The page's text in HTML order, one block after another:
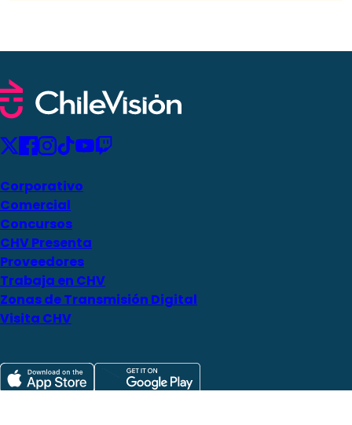
Corporativo
Comercial
Concursos
CHV Presenta
Proveedores
Trabaja en CHV
Zonas de Transmisión Digital
Visita CHV